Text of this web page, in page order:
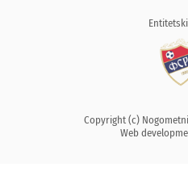
Copyright (c)
Web